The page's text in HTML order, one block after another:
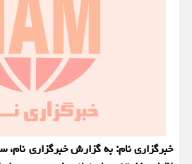
خبرگزاری نام: به گزارش خبرگزاری